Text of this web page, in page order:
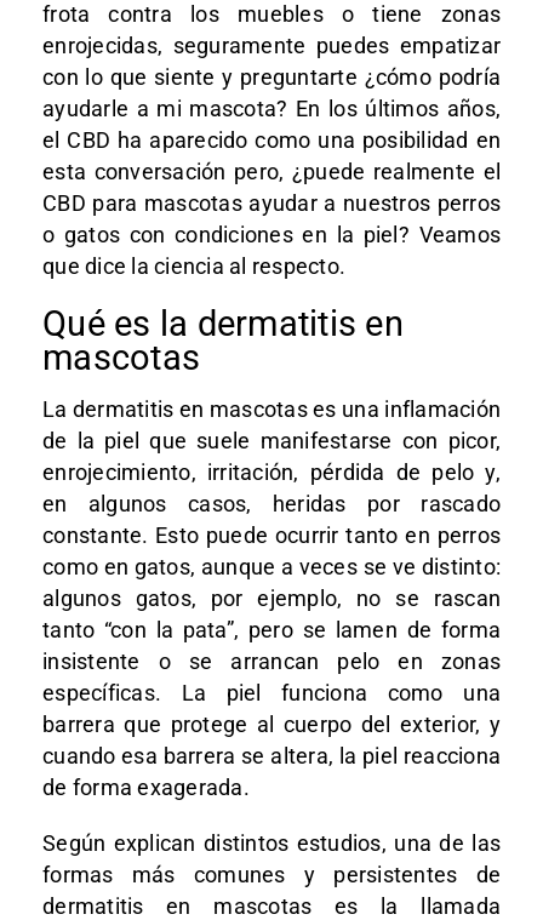
frota contra los muebles o tiene zonas
enrojecidas, seguramente puedes empatizar
con lo que siente y preguntarte ¿cómo podría
ayudarle a mi mascota? En los últimos años,
el CBD ha aparecido como una posibilidad en
esta conversación pero, ¿puede realmente el
CBD para mascotas ayudar a nuestros perros
o gatos con condiciones en la piel? Veamos
que dice la ciencia al respecto.
Qué es la dermatitis en
mascotas
La dermatitis en mascotas es una inflamación
de la piel que suele manifestarse con picor,
enrojecimiento, irritación, pérdida de pelo y,
en algunos casos, heridas por rascado
constante. Esto puede ocurrir tanto en perros
como en gatos, aunque a veces se ve distinto:
algunos gatos, por ejemplo, no se rascan
tanto “con la pata”, pero se lamen de forma
insistente o se arrancan pelo en zonas
específicas. La piel funciona como una
barrera que protege al cuerpo del exterior, y
cuando esa barrera se altera, la piel reacciona
de forma exagerada.
Según explican distintos estudios, una de las
formas más comunes y persistentes de
dermatitis en mascotas es la llamada